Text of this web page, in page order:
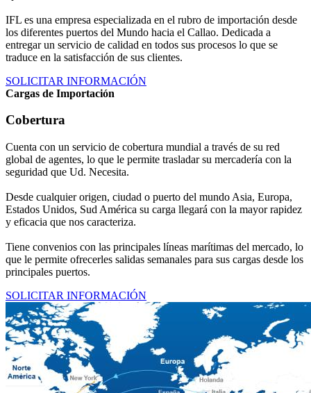
IFL es una empresa especializada en el rubro de importación desde
los diferentes puertos del Mundo hacia el Callao. Dedicada a
entregar un servicio de calidad en todos sus procesos lo que se
traduce en la satisfacción de sus clientes.
SOLICITAR INFORMACIÓN
Cargas de Importación
Cobertura
Cuenta con un servicio de cobertura mundial a través de su red
global de agentes, lo que le permite trasladar su mercadería con la
seguridad que Ud. Necesita.
Desde cualquier origen, ciudad o puerto del mundo Asia, Europa,
Estados Unidos, Sud América su carga llegará con la mayor rapidez
y eficacia que nos caracteriza.
Tiene convenios con las principales líneas marítimas del mercado, lo
que le permite ofrecerles salidas semanales para sus cargas desde los
principales puertos.
SOLICITAR INFORMACIÓN